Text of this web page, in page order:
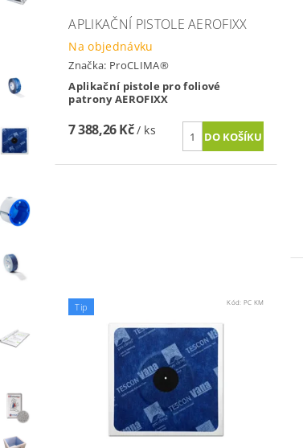
APLIKAČNÍ PISTOLE AEROFIXX
Na objednávku
Značka: ProCLIMA®
Aplikační pistole pro foliové
patrony AEROFIXX
7 388,26 Kč/ ks
Tip Kód: PC KM